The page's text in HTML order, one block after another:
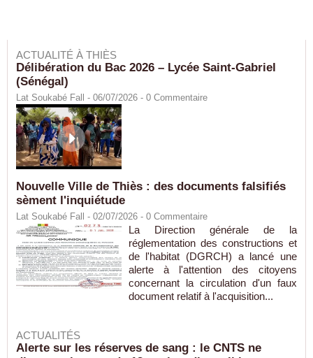
ACTUALITÉ À THIÈS
Délibération du Bac 2026 – Lycée Saint-Gabriel
(Sénégal)
Lat Soukabé Fall - 06/07/2026 - 0 Commentaire
Nouvelle Ville de Thiès : des documents falsifiés
sèment l'inquiétude
Lat Soukabé Fall - 02/07/2026 - 0 Commentaire
La Direction générale de la
réglementation des constructions et
de l'habitat (DGRCH) a lancé une
alerte à l'attention des citoyens
concernant la circulation d'un faux
document relatif à l'acquisition...
ACTUALITÉS
Alerte sur les réserves de sang : le CNTS ne